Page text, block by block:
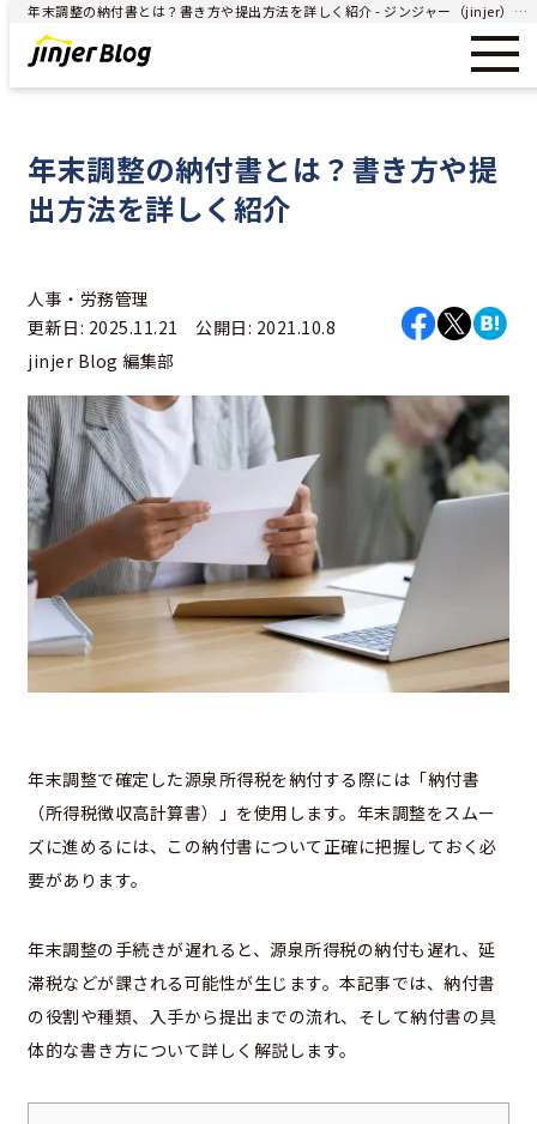
年末調整の納付書とは？書き方や提出方法を詳しく紹介 - ジンジャー（jinjer）｜統合型人事システム
年末調整の納付書とは？書き方や提
出方法を詳しく紹介
人事・労務管理
更新日: 2025.11.21 公開日: 2021.10.8
jinjer Blog 編集部
年末調整で確定した源泉所得税を納付する際には「納付書
（所得税徴収高計算書）」を使用します。年末調整をスムー
ズに進めるには、この納付書について正確に把握しておく必
要があります。
年末調整の手続きが遅れると、源泉所得税の納付も遅れ、延
滞税などが課される可能性が生じます。本記事では、納付書
の役割や種類、入手から提出までの流れ、そして納付書の具
体的な書き方について詳しく解説します。